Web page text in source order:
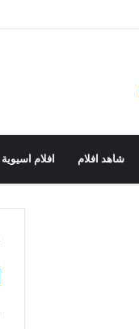
شاهد افلام افلام اسيوية